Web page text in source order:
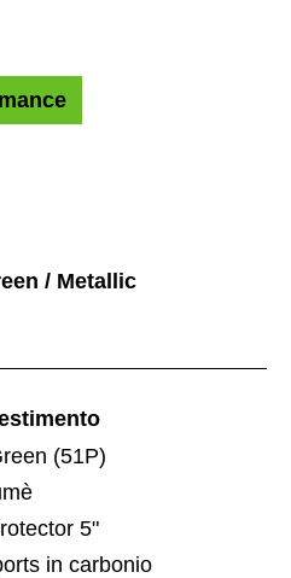
/ Metallic
(51P)
5"
in carbonio